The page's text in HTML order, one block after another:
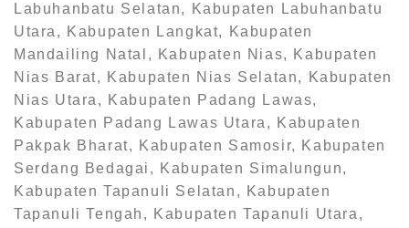
Labuhanbatu Selatan, Kabupaten Labuhanbatu
Utara, Kabupaten Langkat, Kabupaten
Mandailing Natal, Kabupaten Nias, Kabupaten
Nias Barat, Kabupaten Nias Selatan, Kabupaten
Nias Utara, Kabupaten Padang Lawas,
Kabupaten Padang Lawas Utara, Kabupaten
Pakpak Bharat, Kabupaten Samosir, Kabupaten
Serdang Bedagai, Kabupaten Simalungun,
Kabupaten Tapanuli Selatan, Kabupaten
Tapanuli Tengah, Kabupaten Tapanuli Utara,